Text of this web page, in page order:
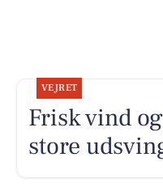
VEJRET
Frisk vind
store